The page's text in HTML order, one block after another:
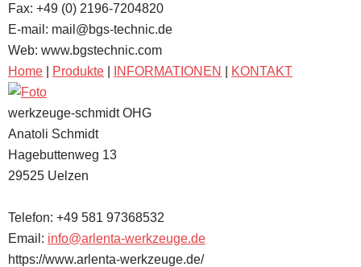
Fax: +49 (0) 2196-7204820
E-mail: mail@bgs-technic.de
Web: www.bgstechnic.com
Home
Produkte INFORMATIONEN KONTAKT
werkzeuge-schmidt OHG
Anatoli Schmidt
Hagebuttenweg 13
29525 Uelzen
Telefon: +49 581 97368532
Email: info@arlenta-werkzeuge.de
https://www.arlenta-werkzeuge.de/